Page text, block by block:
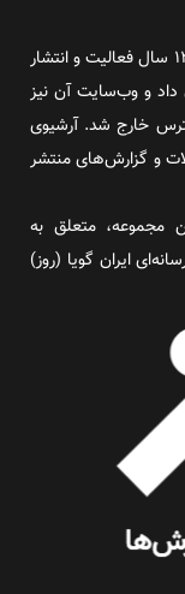
روز آنلاین روزنامه‌ای اینترنتی بود که پس از طول ۱۲ سال فعالیت و انتشار
خود پایان داد و وب‌سایت آن نیز
خارج شد. آرشیوی
و گزارش‌های منتشر
مجموعه، متعلق به
ایران گویا (روز)